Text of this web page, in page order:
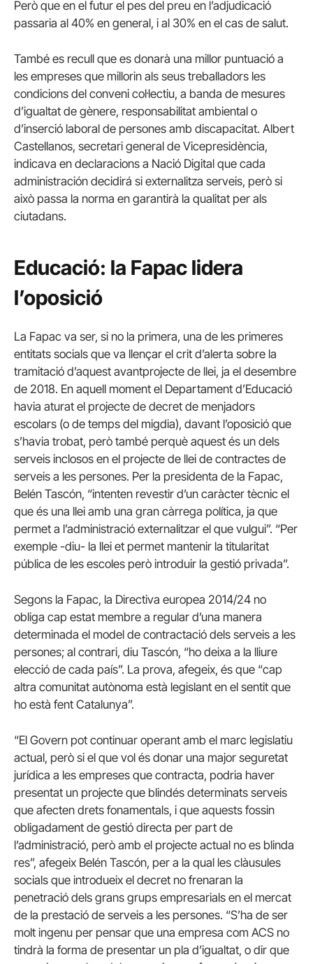
Però que en el futur el pes del preu en l’adjudicació
passaria al 40% en general, i al 30% en el cas de salut.
També es recull que es donarà una millor puntuació a
les empreses que millorin als seus treballadors les
condicions del conveni col·lectiu, a banda de mesures
d’igualtat de gènere, responsabilitat ambiental o
d’inserció laboral de persones amb discapacitat. Albert
Castellanos, secretari general de Vicepresidència,
indicava en declaracions a Nació Digital que cada
administración decidirá si externalitza serveis, però si
això passa la norma en garantirà la qualitat per als
ciutadans.
Educació: la Fapac lidera
l’oposició
La Fapac va ser, si no la primera, una de les primeres
entitats socials que va llençar el crit d’alerta sobre la
tramitació d’aquest avantprojecte de llei, ja el desembre
de 2018. En aquell moment el Departament d’Educació
havia aturat el projecte de decret de menjadors
escolars (o de temps del migdia), davant l’oposició que
s’havia trobat, però també perquè aquest és un dels
serveis inclosos en el projecte de llei de contractes de
serveis a les persones. Per la presidenta de la Fapac,
Belén Tascón, “intenten revestir d’un caràcter tècnic el
que és una llei amb una gran càrrega política, ja que
permet a l’administració externalitzar el que vulgui”. “Per
exemple -diu- la llei et permet mantenir la titularitat
pública de les escoles però introduir la gestió privada”.
Segons la Fapac, la Directiva europea 2014/24 no
obliga cap estat membre a regular d’una manera
determinada el model de contractació dels serveis a les
persones; al contrari, diu Tascón, “ho deixa a la lliure
elecció de cada país”. La prova, afegeix, és que “cap
altra comunitat autònoma està legislant en el sentit que
ho està fent Catalunya”.
“El Govern pot continuar operant amb el marc legislatiu
actual, però si el que vol és donar una major seguretat
jurídica a les empreses que contracta, podria haver
presentat un projecte que blindés determinats serveis
que afecten drets fonamentals, i que aquests fossin
obligadament de gestió directa per part de
l’administració, però amb el projecte actual no es blinda
res”, afegeix Belén Tascón, per a la qual les clàusules
socials que introdueix el decret no frenaran la
penetració dels grans grups empresarials en el mercat
de la prestació de serveis a les persones. “S’ha de ser
molt ingenu per pensar que una empresa com ACS no
tindrà la forma de presentar un pla d’igualtat, o dir que